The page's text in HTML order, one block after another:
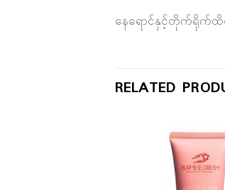
နေရောင်နှင့်တိုက်ရိုက်ထိ
RELATED